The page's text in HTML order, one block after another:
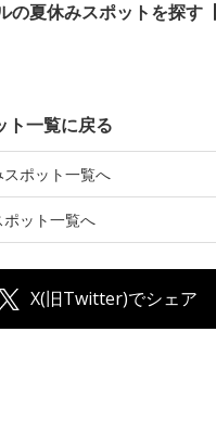
の夏休みスポットを探す【
ト一覧に戻る
ポット一覧へ
ット一覧へ
X(旧Twitter)でシェア